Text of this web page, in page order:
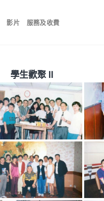
影片 服務及收費
學生歡聚 II